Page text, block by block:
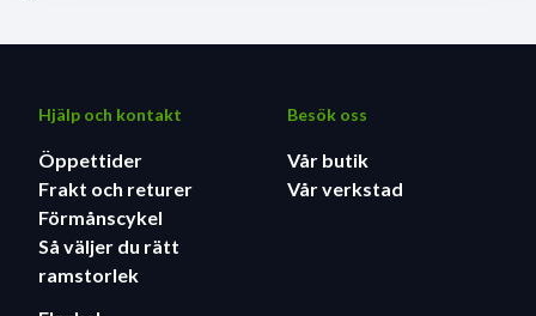
Hjälp och kontakt
Öppettider
Frakt och returer
Förmånscykel
Så väljer du rätt
ramstorlek
Besök oss
Vår butik
Vår verkstad